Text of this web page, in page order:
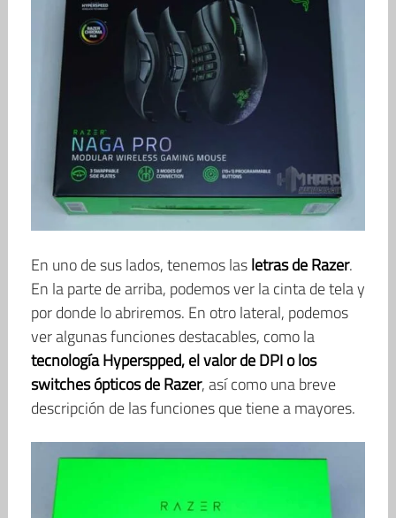
En uno de sus lados, tenemos lasletras de Razer.
En la parte de arriba, podemos ver la cinta de tela y
por donde lo abriremos. En otro lateral, podemos
ver algunas funciones destacables, como la
tecnología Hyperspped, el valor de DPI o los
switches ópticos de Razer, así como una breve
descripción de las funciones que tiene a mayores.